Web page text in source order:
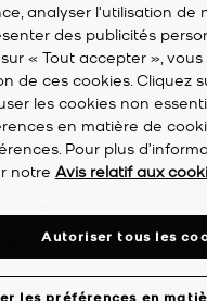
Kors
confidentialité
analyser l'utilisation de
des publicités
« Tout accepter »,
de ces cookies. Cliquez
les cookies non
en matière de
Pour plus
notre Avis relatif aux
les préférences en
Autoriser tous les